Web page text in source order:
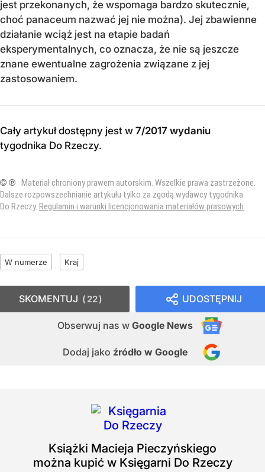
jest przekonanych, że wspomaga bardzo skutecznie,
choć panaceum nazwać jej nie można). Jej zbawienne
działanie wciąż jest na etapie badań
eksperymentalnych, co oznacza, że nie są jeszcze
znane ewentualne zagrożenia związane z jej
zastosowaniem.
Cały artykuł dostępny jest w 7/2017 wydaniu
tygodnika Do Rzeczy.
© ℗ Materiał chroniony prawem autorskim. Wszelkie prawa zastrzeżone.
Dalsze rozpowszechnianie artykułu tylko za zgodą wydawcy tygodnika
Do Rzeczy. Regulamin i warunki licencjonowania materiałów prasowych.
W numerze Kraj
UDOSTĘPNIJ
Obserwuj nas w Google News
Dodaj jako źródło w Google
SKOMENTUJ 22
Książki Macieja Pieczyńskiego
można kupić w Księgarni Do Rzeczy